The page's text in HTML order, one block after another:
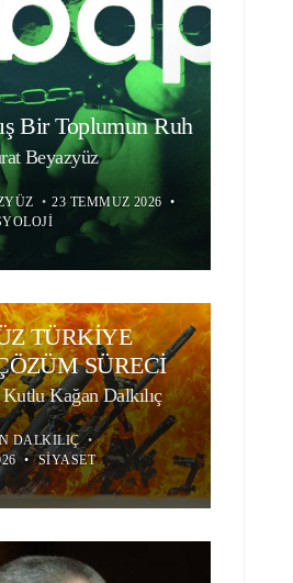
Bir Toplumun Ruh
Beyazyüz
• 23 TEMMUZ 2026 •
TÜRKİYE
SÜRECİ
Kutlu Kağan Dalkılıç
DALKILIÇ •
• SIYASET